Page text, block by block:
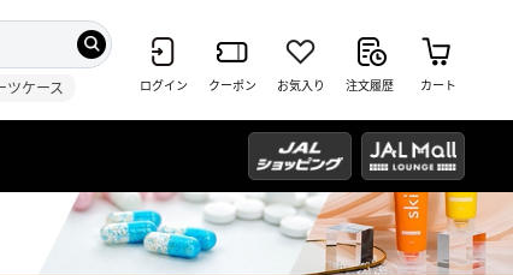
ツケース ログイン クーポン お気入り 注文履歴 カート